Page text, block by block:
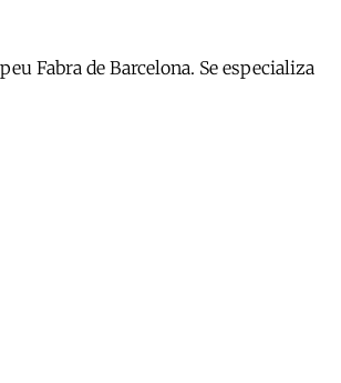
Fabra de Barcelona. Se especializa